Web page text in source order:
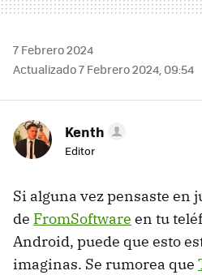
7 Febrero 2024
Actualizado 7 Febrero 2024, 09:54
Kenth
Editor
Si alguna vez pensaste en
de FromSoftware en tu
Android, puede que esto
imaginas. Se rumorea que